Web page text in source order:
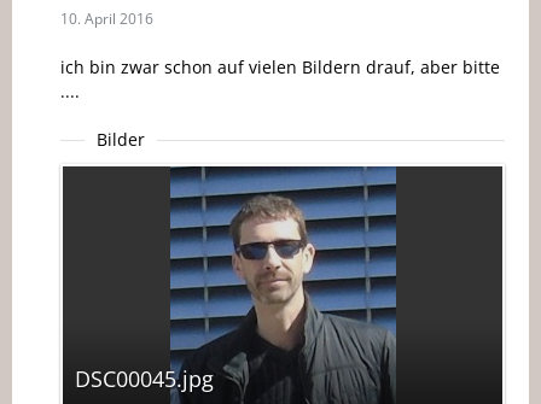
10. April 2016
ich bin zwar schon auf vielen Bildern drauf, aber bitte
....
Bilder
DSC00045.jpg